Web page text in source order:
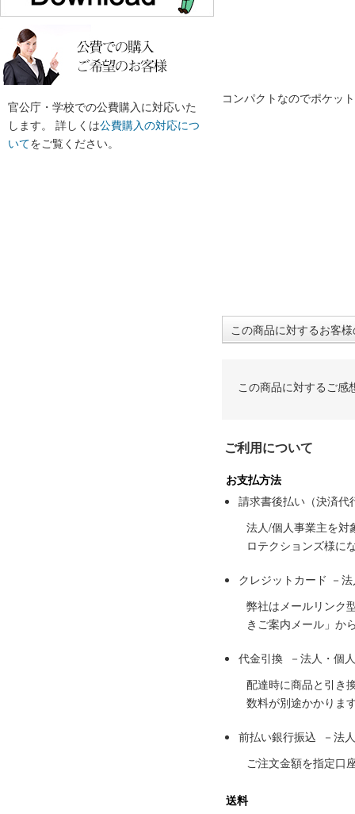
官公庁・学校での公費購入に対応いた
します。 詳しくは公費購入の対応につ
いてをご覧ください。
コンパクトなのでポケッ
この商品に対するお客
この商品に対するご感
ご利用について
お支払方法
請求書後払い（決済代
法人/個人事業主を対
ロテクションズ様に
クレジットカード －
弊社はメールリンク
きご案内メール」か
代金引換 －法人・個
配達時に商品と引き
数料が別途かかりま
前払い銀行振込 －法
ご注文金額を指定口
送料